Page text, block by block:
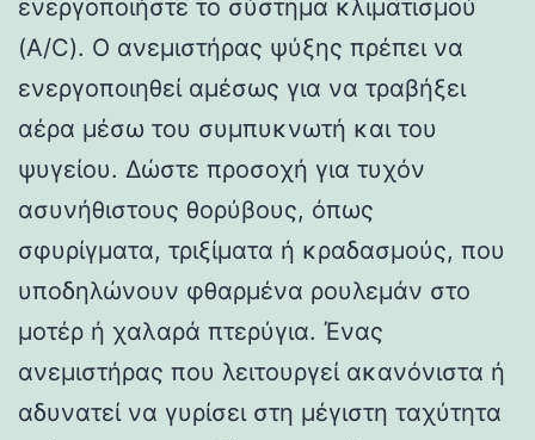
ενεργοποιήστε το σύστημα κλιματισμού
(A/C). Ο ανεμιστήρας ψύξης πρέπει να
ενεργοποιηθεί αμέσως για να τραβήξει
αέρα μέσω του συμπυκνωτή και του
ψυγείου. Δώστε προσοχή για τυχόν
ασυνήθιστους θορύβους, όπως
σφυρίγματα, τριξίματα ή κραδασμούς, που
υποδηλώνουν φθαρμένα ρουλεμάν στο
μοτέρ ή χαλαρά πτερύγια. Ένας
ανεμιστήρας που λειτουργεί ακανόνιστα ή
αδυνατεί να γυρίσει στη μέγιστη ταχύτητα